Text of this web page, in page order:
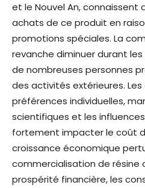
et le Nouvel An, connaissent
achats de ce produit en
promotions spéciales. La
revanche diminuer durant
de nombreuses personnes
des activités extérieures.
préférences individuelles,
scientifiques et les
fortement impacter le coût
croissance économique
commercialisation de résine
prospérité financière, les